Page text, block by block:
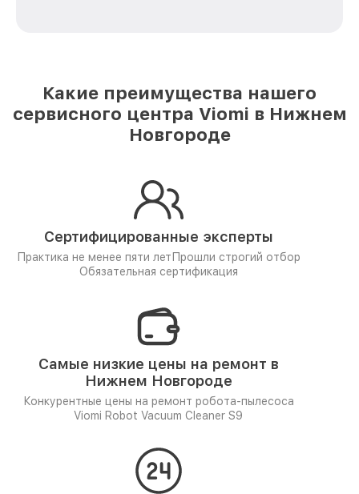
Какие преимущества нашего
сервисного центра Viomi в Нижнем
Новгороде
Сертифицированные эксперты
Практика не менее пяти лет Прошли строгий отбор
Обязательная сертификация
Самые низкие цены на ремонт в
Нижнем Новгороде
Конкурентные цены на ремонт робота-пылесоса
Viomi Robot Vacuum Cleaner S9